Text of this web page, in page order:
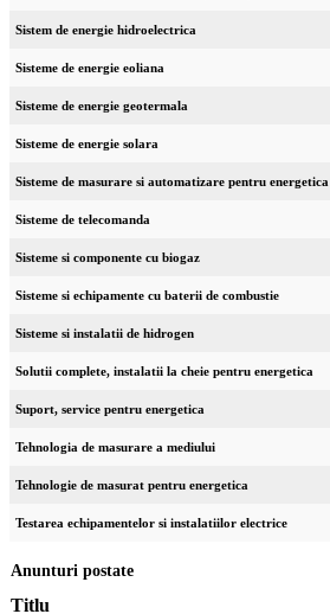
Sistem de energie hidroelectrica
Sisteme de energie eoliana
Sisteme de energie geotermala
Sisteme de energie solara
Sisteme de masurare si automatizare pentru energetica
Sisteme de telecomanda
Sisteme si componente cu biogaz
Sisteme si echipamente cu baterii de combustie
Sisteme si instalatii de hidrogen
Solutii complete, instalatii la cheie pentru energetica
Suport, service pentru energetica
Tehnologia de masurare a mediului
Tehnologie de masurat pentru energetica
Testarea echipamentelor si instalatiilor electrice
Anunturi postate
Titlu